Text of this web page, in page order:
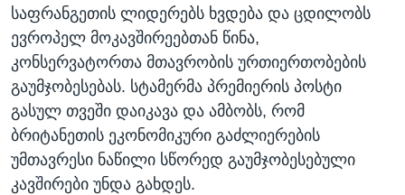
საფრანგეთის ლიდერებს ხვდება და ცდილობს
ევროპელ მოკავშირეებთან წინა,
კონსერვატორთა მთავრობის ურთიერთობების
გაუმჯობესებას. სტამერმა პრემიერის პოსტი
გასულ თვეში დაიკავა და ამბობს, რომ
ბრიტანეთის ეკონომიკური გაძლიერების
უმთავრესი ნაწილი სწორედ გაუმჯობესებული
კავშირები უნდა გახდეს.